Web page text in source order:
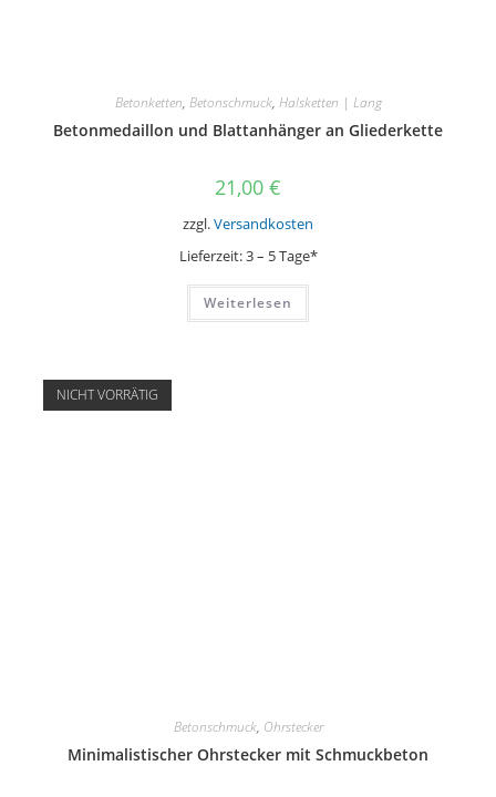
Betonketten, Betonschmuck, Halsketten | Lang
Betonmedaillon und Blattanhänger an Gliederkette
21,00 €
zzgl.Versandkosten
Lieferzeit:3 – 5 Tage*
Weiterlesen
NICHT VORRÄTIG
Betonschmuck, Ohrstecker
Minimalistischer Ohrstecker mit Schmuckbeton